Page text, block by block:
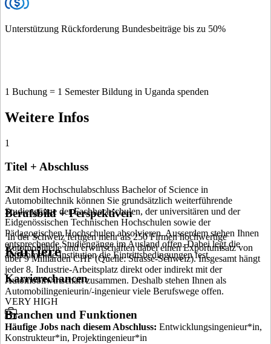
Unterstützung Rückforderung Bundesbeiträge bis zu 50%
1 Buchung = 1 Semester Bildung in Uganda spenden
Weitere Infos
1
Titel + Abschluss
Mit dem Hochschulabschluss Bachelor of Science in
Automobiltechnik können Sie grundsätzlich weiterführende
Studiengänge der Fachhochschulen, der universitären und der
Eidgenössischen Technischen Hochschulen sowie der
Pädagogischen Hochschulen absolvieren. Ausserdem stehen Ihnen
entsprechende Studiengänge im Ausland offen. Dabei legt die
aufnehmende Institution die Eintrittsbedingungen fest.
2
Berufsbild + Perspektiven
In der Schweiz fertigen mehr als 250 Firmen hochwertige
Automobilteile und erwirtschaften dabei einen Exportumsatz von
über 9 Milliarden CHF (Quelle: Strasse-Schweiz). Insgesamt hängt
jeder 8. Industrie-Arbeitsplatz direkt oder indirekt mit der
Automobilwirtschaft zusammen. Deshalb stehen Ihnen als
Automobilingenieurin/-ingenieur viele Berufswege offen.
Branchen und Funktionen
Karriere
Karrierechancen
VERY HIGH
Häufige Jobs nach diesem Abschluss: Entwicklungsingenieur*in,
Konstrukteur*in, Projektingenieur*in